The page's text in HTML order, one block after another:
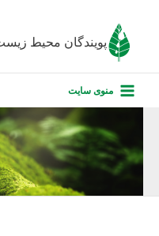
پویندگان محیط
منوی سایت